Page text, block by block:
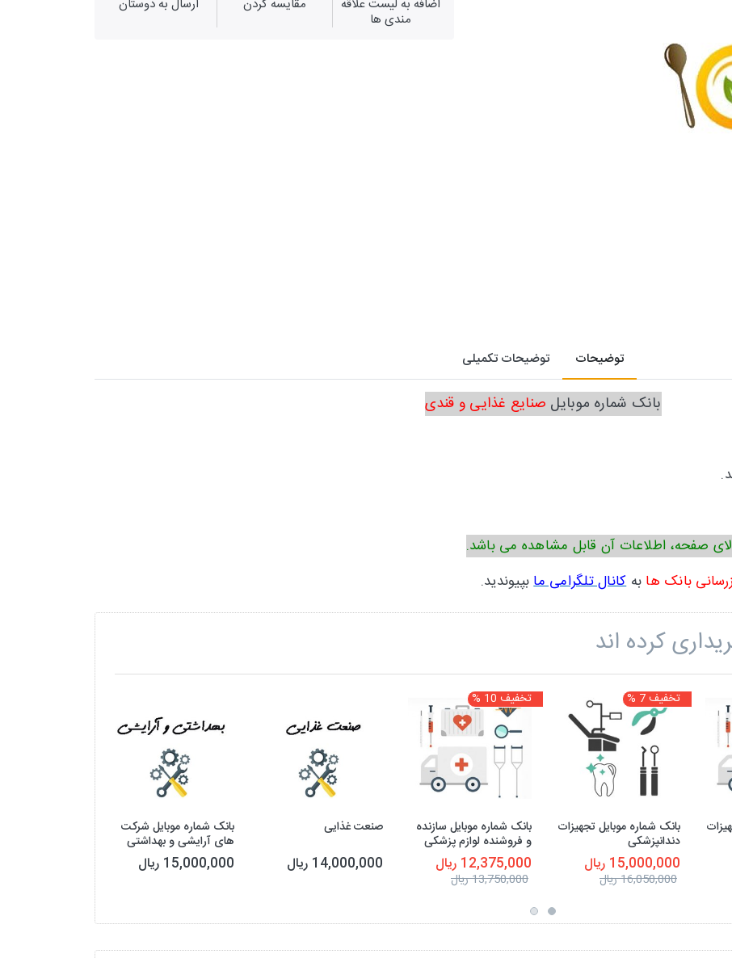
اضافه به لیست علاقه
مندی ها
مقايسه كردن ارسال به دوستان
توضیحات توضیحات تکمیلی
بانک شماره موبایل صنایع غذایی و قندی
صفحه، اطلاعات آن قابل مشاهده می باشد.
بانک ها بهکانال تلگرامی مابپیوندید.
کرده اند
تخفیف 7 %
بانک شماره موبایل تجهیزات
دندانپزشکی
15,000,000 ریال
16,050,000 ریال
تخفیف 10 %
بانک شماره موبایل سازنده
و فروشنده لوازم پزشکی
12,375,000 ریال
13,750,000 ریال
صنعت غذایی
14,000,000 ریال
بانک شماره موبایل شرکت
های آرایشی و بهداشتی
15,000,000 ریال